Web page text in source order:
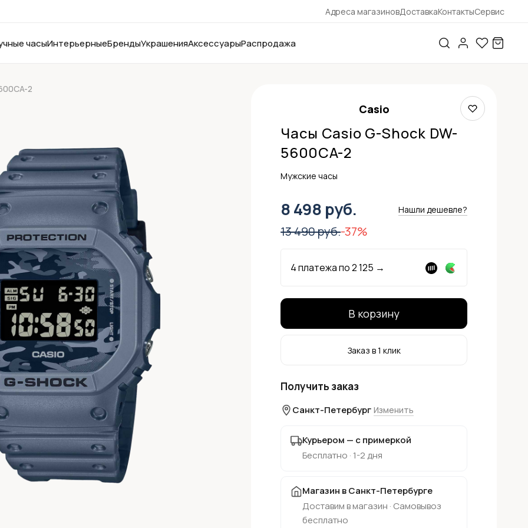
Адреса магазиновДоставкаКонтактыСервис
часыИнтерьерныеБрендыУкрашенияАксессуарыРаспродажа
2
Casio
Часы Casio G-Shock DW-
5600CA-2
Мужские часы
8 498 руб. Нашли дешевле?
13 490 руб.-37%
4 платежа по2 125 →
В корзину
Заказ в 1 клик
Получить заказ
Санкт-Петербург Изменить
Курьером — с примеркой
Бесплатно · 1-2 дня
Магазин в Санкт-Петербурге
Доставим в магазин · Самовывоз
бесплатно